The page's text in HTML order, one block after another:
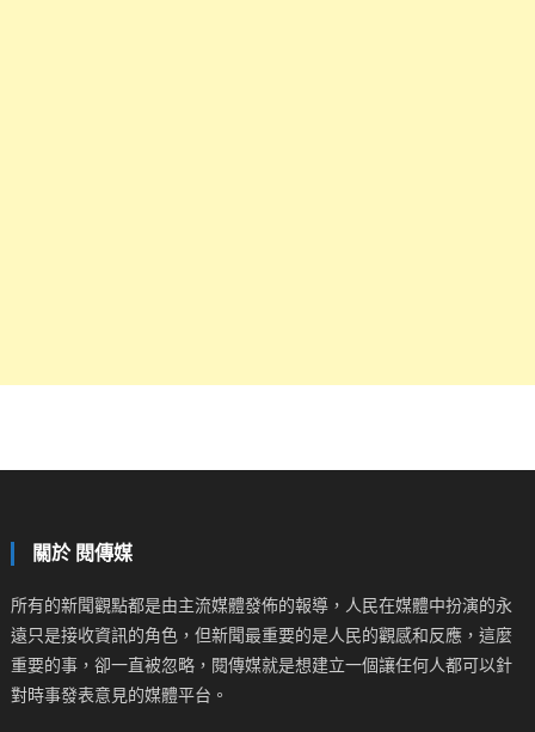
關於 閱傳媒
所有的新聞觀點都是由主流媒體發佈的報導，人民在媒體中扮演的永
遠只是接收資訊的角色，但新聞最重要的是人民的觀感和反應，這麼
重要的事，卻一直被忽略，閱傳媒就是想建立一個讓任何人都可以針
對時事發表意見的媒體平台。